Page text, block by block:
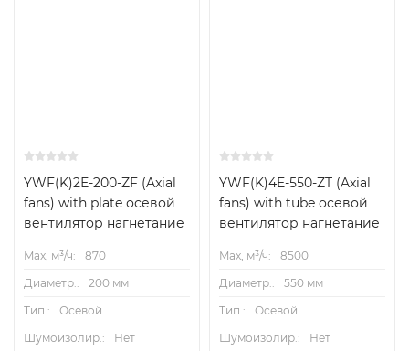
YWF(K)2Е-200-ZF (Axial
fans) with plate осевой
вентилятор нагнетание
Max, м³/ч:
870
Диаметр.:
200 мм
Тип.:
Осевой
Шумоизолир.:
Нет
YWF(K)4E-550-ZT (Axial
fans) with tube осевой
вентилятор нагнетание
Max, м³/ч:
8500
Диаметр.:
550 мм
Тип.:
Осевой
Шумоизолир.:
Нет